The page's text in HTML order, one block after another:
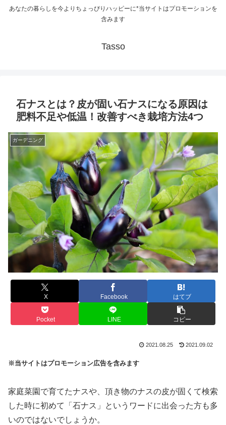
あなたの暮らしを今よりちょっぴりハッピーに*当サイトはプロモーションを
含みます
Tasso
石ナスとは？皮が固い石ナスになる原因は
肥料不足や低温！改善すべき栽培方法4つ
ガーデニング
X Facebook はてブ
Pocket LINE コピー
2021.08.25 2021.09.02
※当サイトはプロモーション広告を含みます
家庭菜園で育てたナスや、頂き物のナスの皮が固くて検索
した時に初めて「石ナス」というワードに出会った方も多
いのではないでしょうか。